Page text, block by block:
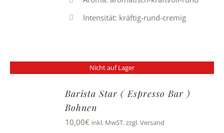
Intensität: kräftig-rund-cremig
Nicht auf Lager
Barista Star ( Espresso Bar )
Bohnen
10,00€ inkl. MwST. zzgl. Versand